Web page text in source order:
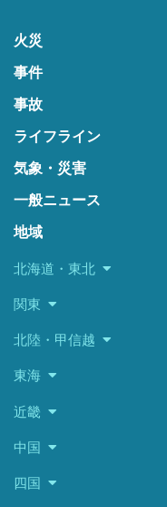
火災
事件
事故
ライフライン
気象・災害
一般ニュース
地域
北海道・東北
関東
北陸・甲信越
東海
近畿
中国
四国